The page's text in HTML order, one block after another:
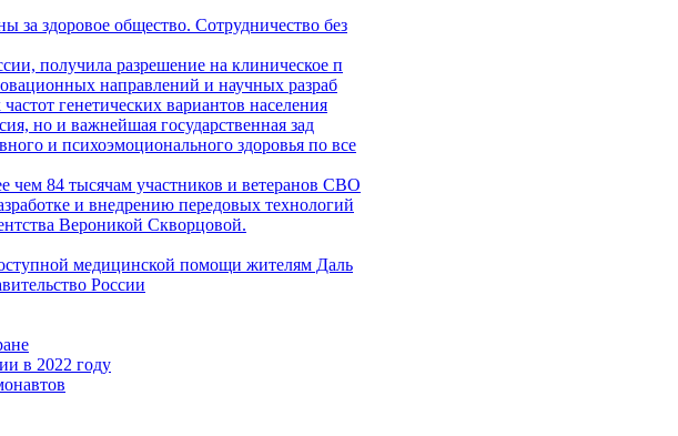
здоровое общество. Сотрудничество без
получила разрешение на клиническое п
направлений и научных разраб
генетических вариантов населения
но и важнейшая государственная зад
и психоэмоционального здоровья по все
84 тысячам участников и ветеранов СВО
и внедрению передовых технологий
Вероникой Скворцовой.
медицинской помощи жителям Даль
России
в 2022 году